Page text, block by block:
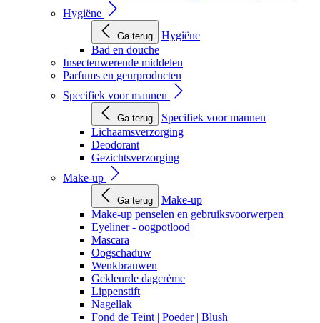
Hygiëne
Ga terug
Hygiëne
Bad en douche
Insectenwerende middelen
Parfums en geurproducten
Specifiek voor mannen
Ga terug
Specifiek voor mannen
Lichaamsverzorging
Deodorant
Gezichtsverzorging
Make-up
Ga terug
Make-up
Make-up penselen en gebruiksvoorwerpen
Eyeliner - oogpotlood
Mascara
Oogschaduw
Wenkbrauwen
Gekleurde dagcrème
Lippenstift
Nagellak
Fond de Teint | Poeder | Blush